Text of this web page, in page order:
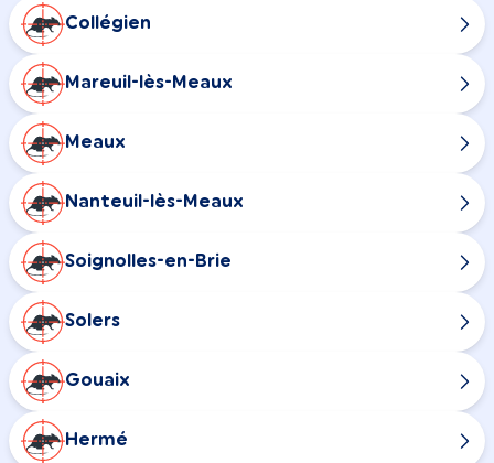
Collégien
Mareuil-lès-Meaux
Meaux
Nanteuil-lès-Meaux
Soignolles-en-Brie
Solers
Gouaix
Hermé